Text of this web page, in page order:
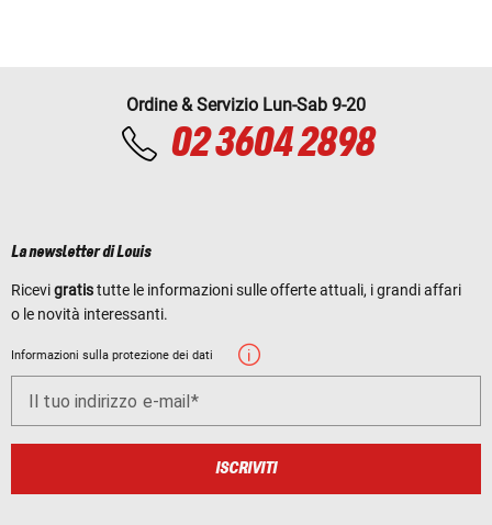
Ordine & Servizio Lun-Sab 9-20
02 3604 2898
La newsletter di Louis
Ricevigratistutte le informazioni sulle offerte attuali, i grandi affari
o le novità interessanti.
Informazioni sulla protezione dei dati
Il tuo indirizzo e-mail
ISCRIVITI